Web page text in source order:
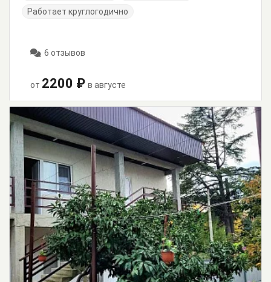
Работает круглогодично
6 отзывов
от 2200 ₽ в августе